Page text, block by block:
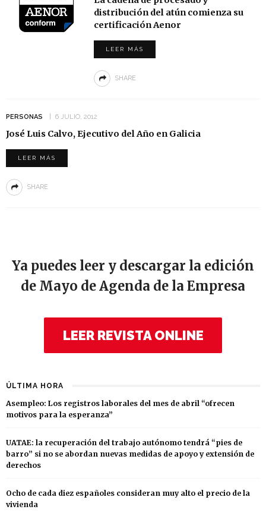
distribución del atún comienza su
certificación Aenor
LEER MÁS
SHARE
PERSONAS 6 JULIO, 2012
José Luis Calvo, Ejecutivo del Año en Galicia
LEER MÁS
SHARE
Ya puedes leer y descargar la edición
de Mayo de Agenda de la Empresa
LEER REVISTA ONLINE
ÚLTIMA HORA
Asempleo: Los registros laborales del mes de abril “ofrecen
motivos para la esperanza”
UATAE: la recuperación del trabajo autónomo tendrá “pies de
barro” si no se abordan nuevas medidas de apoyo y extensión de
derechos
Ocho de cada diez españoles consideran muy alto el precio de la
vivienda